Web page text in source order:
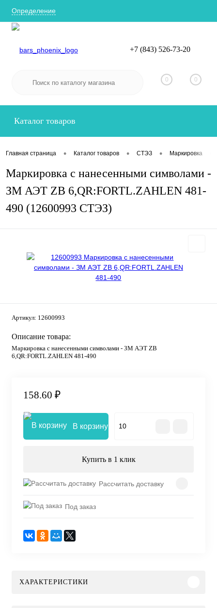
Определение
Вход
+7 (843) 526-73-20
0 0
Каталог товаров
Главная страница • Каталог товаров • СТЭЗ • Маркировка
Маркировка с нанесенными символами -
ЗМ АЭТ ZB 6,QR:FORTL.ZAHLEN 481-
490 (12600993 СТЭЗ)
Артикул: 12600993
Описание товара:
Маркировка с нанесенными символами - ЗМ АЭТ ZB
6,QR:FORTL.ZAHLEN 481-490
158.60 ₽
В корзину
Купить в 1 клик
Рассчитать доставку
Под заказ
ХАРАКТЕРИСТИКИ